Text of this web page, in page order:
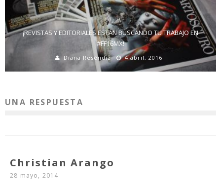
¡REVISTAS Y EDITORIALES ESTÁN BUSCANDO TU TRABAJO EN
#FF16MX!
Diana Reséndiz 4 abril, 2016
UNA RESPUESTA
Christian Arango
28 mayo, 2014